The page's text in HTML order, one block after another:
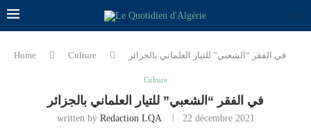
Home Culture في الفقر “الشعبي” للتيار العلماني بالجزائر
Culture
في الفقر “الشعبي” للتيار العلماني بالجزائر
written by Redaction LQA 22 décembre 2021